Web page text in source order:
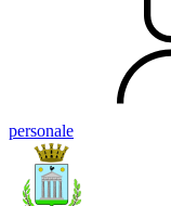
personale